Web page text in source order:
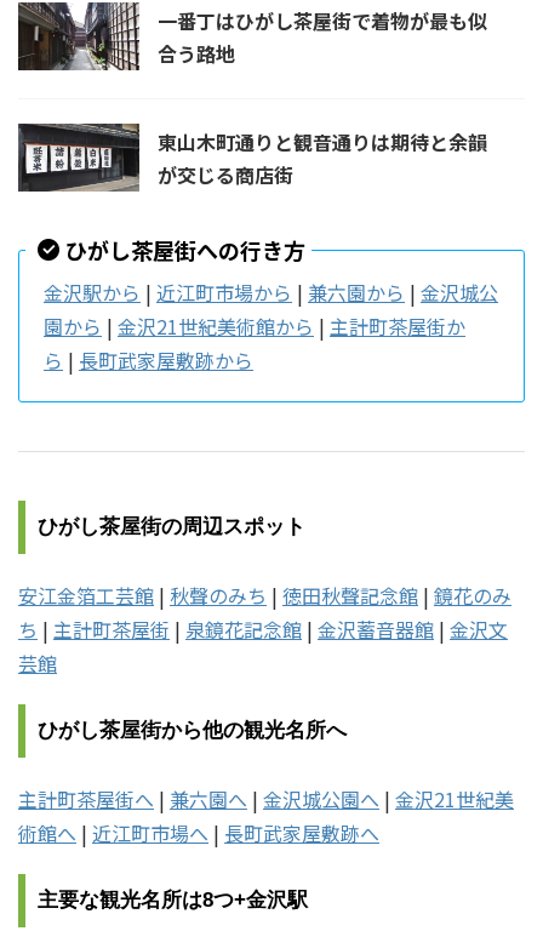
一番丁はひがし茶屋街で着物が最も似
合う路地
東山木町通りと観音通りは期待と余韻
が交じる商店街
ひがし茶屋街への行き方
金沢駅から | 近江町市場から | 兼六園から | 金沢城公
園から | 金沢21世紀美術館から | 主計町茶屋街か
ら | 長町武家屋敷跡から
ひがし茶屋街の周辺スポット
安江金箔工芸館 | 秋聲のみち | 徳田秋聲記念館 | 鏡花のみ
ち | 主計町茶屋街 | 泉鏡花記念館 | 金沢蓄音器館 | 金沢文
芸館
ひがし茶屋街から他の観光名所へ
主計町茶屋街へ | 兼六園へ | 金沢城公園へ | 金沢21世紀美
術館へ | 近江町市場へ | 長町武家屋敷跡へ
主要な観光名所は8つ+金沢駅